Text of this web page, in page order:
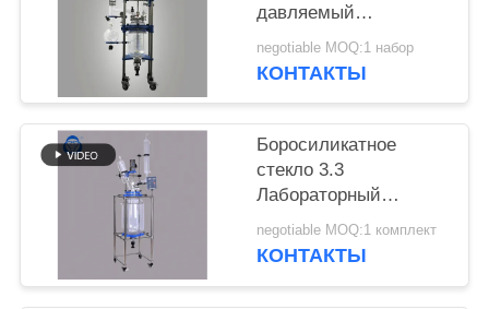
давляемый
стеклянный реактор
химический реактор
negotiable MOQ:1 набор
КОНТАКТЫ
Боросиликатное
стекло 3.3
Лабораторный
стеклянный реактор с
50-600 оборотами в
negotiable MOQ:1 комплект
КОНТАКТЫ